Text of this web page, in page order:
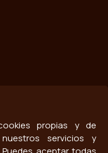
propias y de
servicios y